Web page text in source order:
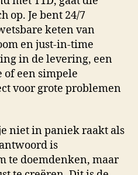
op. Je bent 24/7
keten van
en just-in-time
in de levering, een
of een simpele
voor grote problemen
niet in paniek raakt als
is
te doemdenken, maar